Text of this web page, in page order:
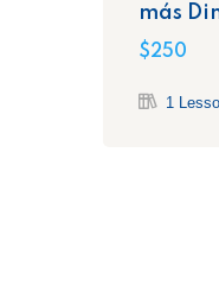
más
y la
$250
1